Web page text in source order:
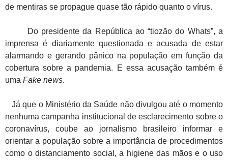
de mentiras se propague quase tão rápido quanto o vírus.
Do presidente da República ao “tiozão do Whats”, a
imprensa é diariamente questionada e acusada de estar
alarmando e gerando pânico na população em função da
cobertura sobre a pandemia. E essa acusação também é
uma Fake news.
Já que o Ministério da Saúde não divulgou até o momento
nenhuma campanha institucional de esclarecimento sobre o
coronavírus, coube ao jornalismo brasileiro informar e
orientar a população sobre a importância de procedimentos
como o distanciamento social, a higiene das mãos e o uso